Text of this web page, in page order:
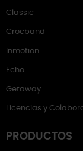
Classic
Crocband
Inmotion
Echo
Getaway
Licencias y
PRODUCTOS